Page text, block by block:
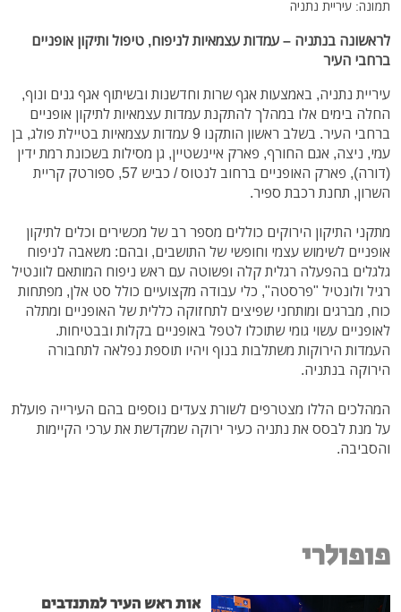
תמונה: עיריית נתניה
לראשונה בנתניה – עמדות עצמאיות לניפוח, טיפול ותיקון אופניים
ברחבי העיר
עיריית נתניה, באמצעות אגף שרות וחדשנות ובשיתוף אגף גנים ונוף,
החלה בימים אלו במהלך להתקנת עמדות עצמאיות לתיקון אופניים
ברחבי העיר. בשלב ראשון הותקנו 9 עמדות עצמאיות בטיילת פולג, בן
עמי, ניצה, אגם החורף, פארק איינשטיין, גן מסילות בשכונת רמת ידין
(דורה), פארק האופניים ברחוב לנטוס / כביש 57, ספורטק קריית
השרון, תחנת רכבת ספיר.
מתקני התיקון הירוקים כוללים מספר רב של מכשירים וכלים לתיקון
אופניים לשימוש עצמי וחופשי של התושבים, ובהם: משאבה לניפוח
גלגלים בהפעלה רגלית קלה ופשוטה עם ראש ניפוח המותאם לוונטיל
רגיל ולונטיל "פרסטה", כלי עבודה מקצועיים כולל סט אלן, מפתחות
כוח, מברגים ומותחני שפיצים לתחזוקה כללית של האופניים ומתלה
לאופניים עשוי גומי שתוכלו לטפל באופניים בקלות ובבטיחות.
העמדות הירוקות משתלבות בנוף ויהיו תוספת נפלאה לתחבורה
הירוקה בנתניה.
המהלכים הללו מצטרפים לשורת צעדים נוספים בהם העירייה פועלת
על מנת לבסס את נתניה כעיר ירוקה שמקדשת את ערכי הקיימות
והסביבה.
פופולרי
אות ראש העיר למתנדבים